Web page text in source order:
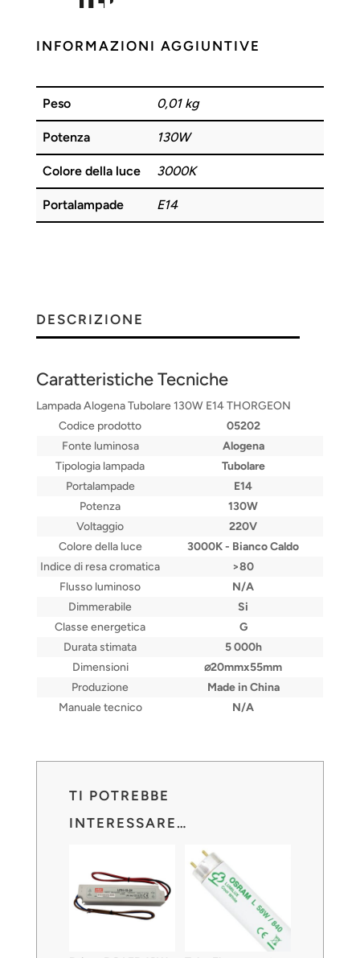
INFORMAZIONI AGGIUNTIVE
Peso 0,01 kg
Potenza 130W
Colore della luce 3000K
Portalampade E14
DESCRIZIONE
Caratteristiche Tecniche
Lampada Alogena Tubolare 130W E14 THORGEON
Codice prodotto
05202
Fonte luminosa
Alogena
Tipologia lampada
Tubolare
Portalampade
E14
Potenza
130W
Voltaggio
220V
Colore della luce
3000K - Bianco Caldo
Indice di resa cromatica
>80
Flusso luminoso
N/A
Dimmerabile
Si
Classe energetica
G
Durata stimata
5 000h
Dimensioni
⌀20mmx55mm
Produzione
Made in China
Manuale tecnico
N/A
TI POTREBBE
INTERESSARE…